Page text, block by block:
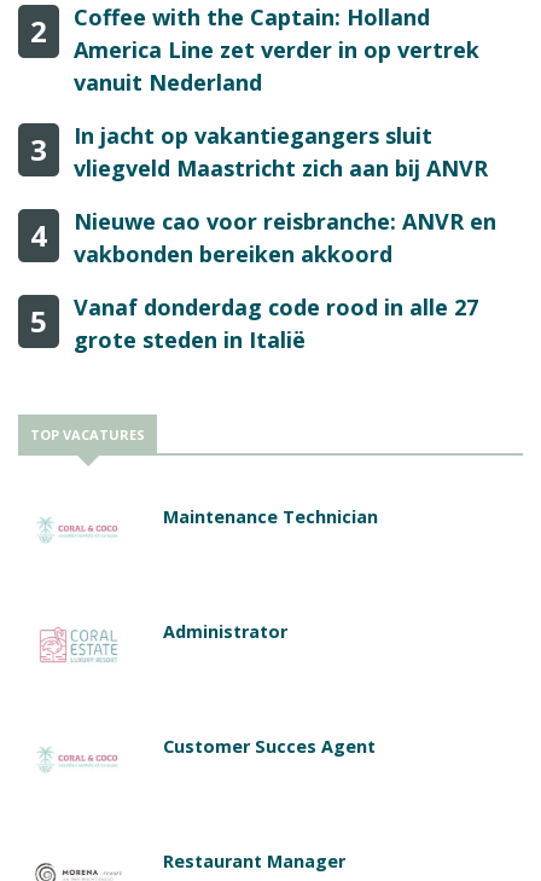
2
Coffee with the Captain: Holland
America Line zet verder in op vertrek
vanuit Nederland
3
In jacht op vakantiegangers sluit
vliegveld Maastricht zich aan bij ANVR
4
Nieuwe cao voor reisbranche: ANVR en
vakbonden bereiken akkoord
5
Vanaf donderdag code rood in alle 27
grote steden in Italië
TOP VACATURES
Maintenance Technician
Administrator
Customer Succes Agent
Restaurant Manager